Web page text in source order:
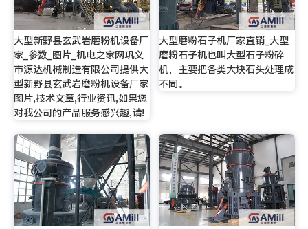
大型新野县玄武岩磨粉机设备厂
家_参数_图片_机电之家网巩义
市源达机械制造有限公司提供大
型新野县玄武岩磨粉机设备厂家
图片,技术文章,行业资讯,如果您
对我公司的产品服务感兴趣,请!
大型磨粉石子机厂家直销_大型
磨粉石子机也叫大型石子粉碎
机，主要把各类大块石头处理成
不同。